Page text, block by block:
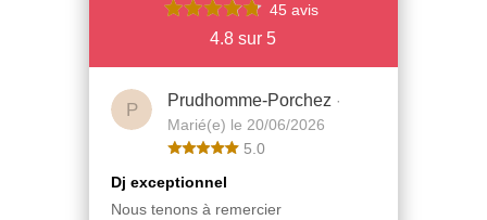
45 avis
4.8 sur 5
P Prudhomme-Porchez ·
Marié(e) le 20/06/2026
5.0
Dj exceptionnel
Nous tenons à remercier